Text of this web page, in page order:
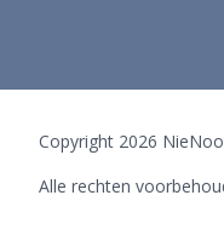
Copyright 2026
Alle rechten